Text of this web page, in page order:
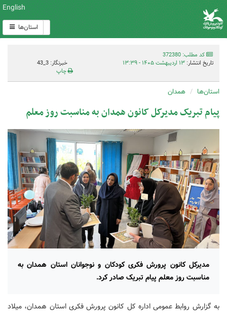
English
استان‌ها
کد مطلب: 372380
تاریخ انتشار: ۱۳ اردیبهشت ۱۴۰۵ - ۱۳:۳۹
خبرنگار: 3_43
چاپ
استان‌ها همدان
پیام تبریک مدیرکل کانون همدان به مناسبت روز معلم
مدیرکل کانون پرورش فکری کودکان و نوجوانان استان همدان به
مناسبت روز معلم پیام تبریک صادر کرد.
به گزارش روابط عمومی اداره کل کانون پرورش فکری استان همدان، میلاد